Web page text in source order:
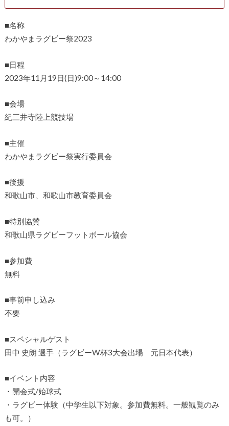
■名称
わかやまラグビー祭2023
■日程
2023年11月19日(日)9:00～14:00
■会場
紀三井寺陸上競技場
■主催
わかやまラグビー祭実行委員会
■後援
和歌山市、和歌山市教育委員会
■特別協賛
和歌山県ラグビーフットボール協会
■参加費
無料
■事前申し込み
不要
■スペシャルゲスト
田中 史朗 選手（ラグビーW杯3大会出場 元日本代表）
■イベント内容
・開会式/始球式
・ラグビー体験（中学生以下対象。参加費無料。一般観覧のみ
も可。）